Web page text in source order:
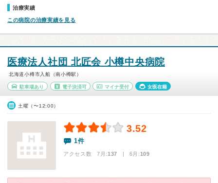
治療実績
この病院の治療実績を見る
医療法人社団 北匠会 小樽中央病院
北海道小樽市入船（南小樽駅）
駐車場あり 電子決済可 マイナ受付 女医在籍
土曜（〜12:00）
3.52
1件
アクセス数 7月:137 | 6月:109